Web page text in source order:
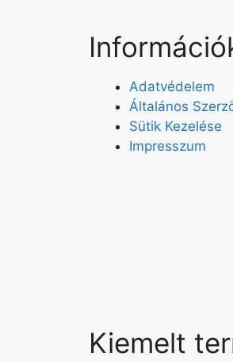
Adatvédelem
Általános
Sütik Kezelése
Impresszum
Kiemelt